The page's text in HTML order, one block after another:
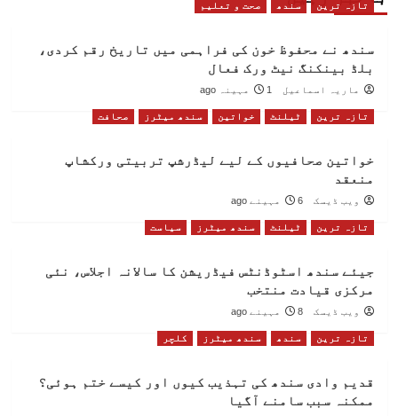
تازہ ترین سندھ صحت و تعلیم
سندھ نے محفوظ خون کی فراہمی میں تاریخ رقم کردی،
بلڈ بینکنگ نیٹ ورک فعال
ماریہ اسماعیل 1 مہینہ ago
تازہ ترین ٹیلنٹ خواتین سندھ میٹرز صحافت
خواتین صحافیوں کے لیے لیڈرشپ تربیتی ورکشاپ
منعقد
ویب ڈیسک 6 مہینے ago
تازہ ترین ٹیلنٹ سندھ میٹرز سیاست
جیئے سندھ اسٹوڈنٹس فیڈریشن کا سالانہ اجلاس، نئی
مرکزی قیادت منتخب
ویب ڈیسک 8 مہینے ago
تازہ ترین سندھ سندھ میٹرز کلچر
قدیم وادی سندھ کی تہذیب کیوں اور کیسے ختم ہوئی؟
ممکنہ سبب سامنے آگیا